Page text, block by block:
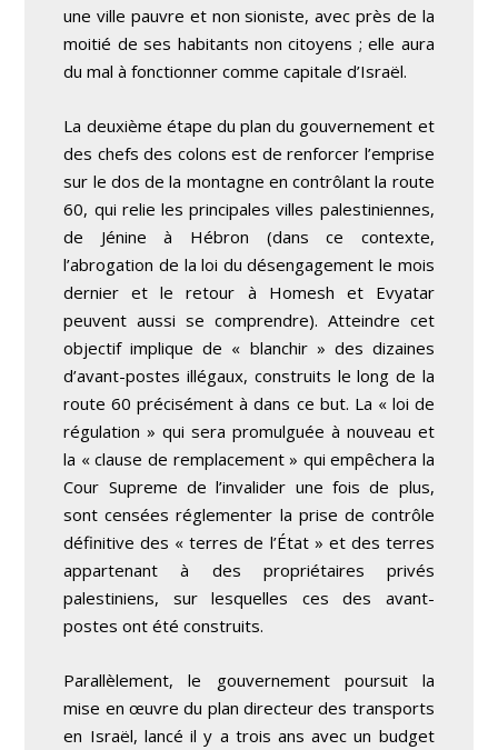
une ville pauvre et non sioniste, avec près de la
moitié de ses habitants non citoyens ; elle aura
du mal à fonctionner comme capitale d’Israël.
La deuxième étape du plan du gouvernement et
des chefs des colons est de renforcer l’emprise
sur le dos de la montagne en contrôlant la route
60, qui relie les principales villes palestiniennes,
de Jénine à Hébron (dans ce contexte,
l’abrogation de la loi du désengagement le mois
dernier et le retour à Homesh et Evyatar
peuvent aussi se comprendre). Atteindre cet
objectif implique de « blanchir » des dizaines
d’avant-postes illégaux, construits le long de la
route 60 précisément à dans ce but. La « loi de
régulation » qui sera promulguée à nouveau et
la « clause de remplacement » qui empêchera la
Cour Supreme de l’invalider une fois de plus,
sont censées réglementer la prise de contrôle
définitive des « terres de l’État » et des terres
appartenant à des propriétaires privés
palestiniens, sur lesquelles ces des avant-
postes ont été construits.
Parallèlement, le gouvernement poursuit la
mise en œuvre du plan directeur des transports
en Israël, lancé il y a trois ans avec un budget